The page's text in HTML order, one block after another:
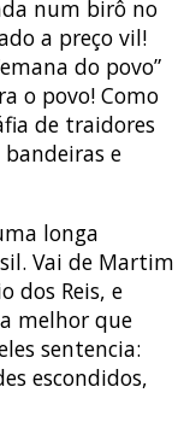
num birô no
a preço vil!
do povo”
o povo! Como
de traidores
e
longa
Vai de Martim
dos Reis, e
melhor que
sentencia:
escondidos,